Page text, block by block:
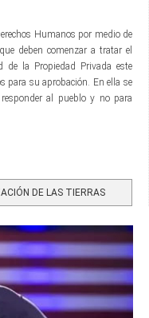
Humanos por medio de
deben comenzar a tratar el
de la Propiedad Privada este
para su aprobación. En ella se
responder al pueblo y no para
DE LAS TIERRAS